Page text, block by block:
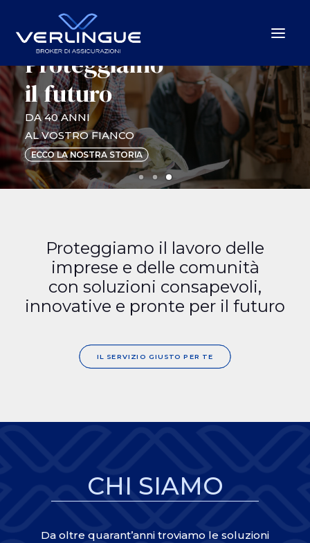
Chi Siamo
Cosa Facciamo
Per le Imprese
Per la P.A.
Careers
Ricerca
Proteggiamo
il futuro
DA 40 ANNI
AL VOSTRO FIANCO
ECCO LA NOSTRA STORIA
Proteggiamo il lavoro delle
imprese e delle comunità
con soluzioni consapevoli,
innovative e pronte per il futuro
IL SERVIZIO GIUSTO PER TE
CHI SIAMO
Da oltre quarant’anni troviamo le soluzioni